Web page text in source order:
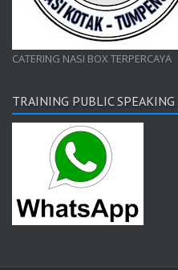
CATERING NASI BOX TERPERCAYA
TRAINING PUBLIC SPEAKING